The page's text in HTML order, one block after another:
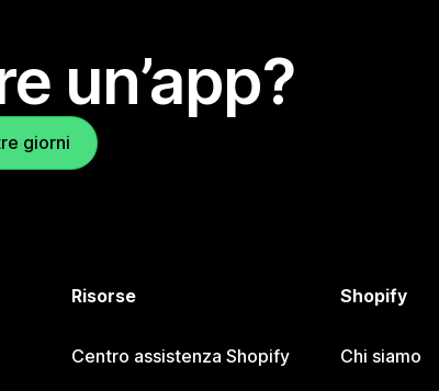
un’app?
giorni
Risorse
Centro assistenza Shopify
Shopify
Chi siamo